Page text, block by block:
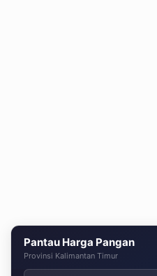
Pantau Harga Pangan
Provinsi Kalimantan Timur